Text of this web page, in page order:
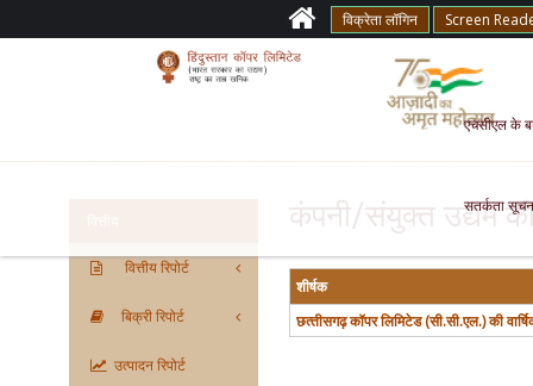
विक्रेता लॉगिन Screen
एचसीएल के
सतर्कता
वित्तीय रिपोर्ट
बिक्री रिपोर्ट
उत्पादन रिपोर्ट
कंपनी/संयुक्‍त उद्यम की
शीर्षक
छत्‍तीसगढ़ कॉपर लिमिटेड (सी.सी.एल.) की